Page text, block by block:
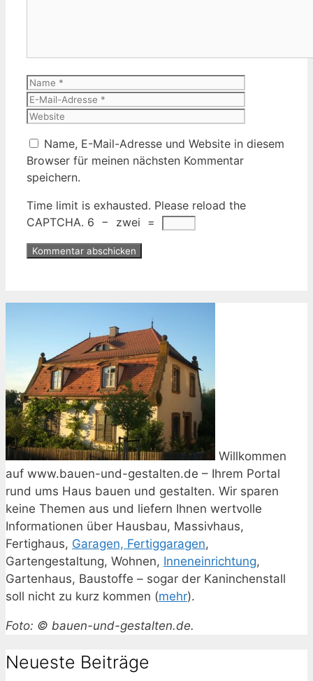
Name
Name, E-Mail-Adresse und Website in diesem
Browser für meinen nächsten Kommentar
speichern.
Time limit is exhausted. Please reload the
CAPTCHA. 6 − zwei =
Willkommen
auf www.bauen-und-gestalten.de – Ihrem Portal
rund ums Haus bauen und gestalten. Wir sparen
keine Themen aus und liefern Ihnen wertvolle
Informationen über Hausbau, Massivhaus,
Fertighaus, Garagen, Fertiggaragen,
Gartengestaltung, Wohnen, Inneneinrichtung,
Gartenhaus, Baustoffe – sogar der Kaninchenstall
soll nicht zu kurz kommen (mehr).
Foto: © bauen-und-gestalten.de.
Neueste Beiträge